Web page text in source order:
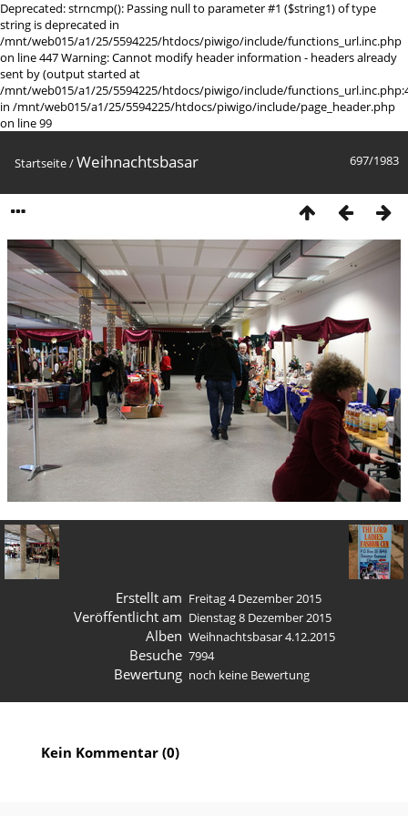
Deprecated: strncmp(): Passing null to parameter #1 ($string1) of type
string is deprecated in
/mnt/web015/a1/25/5594225/htdocs/piwigo/include/functions_url.inc.php
on line 447 Warning: Cannot modify header information - headers already
sent by (output started at
/mnt/web015/a1/25/5594225/htdocs/piwigo/include/
in /mnt/web015/a1/25/5594225/htdocs/piwigo/include/page_header.php
on line 99
697/1983
Startseite/Weihnachtsbasar
Erstellt am Freitag 4 Dezember 2015
Veröffentlicht am Dienstag 8 Dezember 2015
Alben Weihnachtsbasar 4.12.2015
Besuche 7994
Bewertung noch keine Bewertung
Kein Kommentar (0)